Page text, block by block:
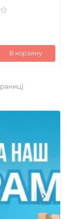
В корзину